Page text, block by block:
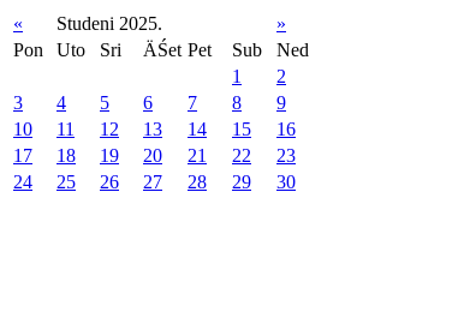
« Studeni 2025.
»
Pon
Uto Sri ÄŚet Pet Sub
Ned
1
2
3
4 5 6 7 8
9
10
11 12 13 14 15
16
17
18 19 20 21 22
23
24
25 26 27 28 29 30